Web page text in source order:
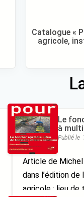
Catalogue «
agricole,
Le
à
projet
Publié le
Article de Michel
dans l’édition de
agricole : lieu de